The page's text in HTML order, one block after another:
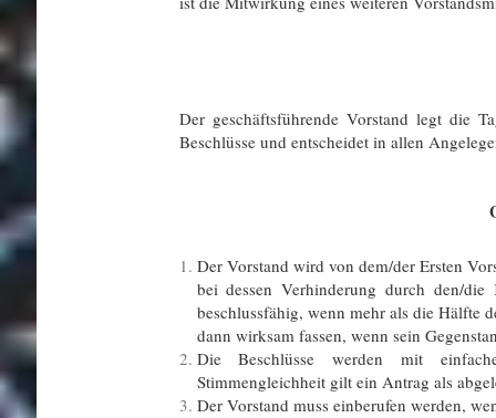
Der geschäftsführende Vorstand legt die
Beschlüsse und entscheidet in allen
Der Vorstand wird von dem/der Ersten
bei dessen Verhinderung durch den/
beschlussfähig, wenn mehr als die Hälfte
dann wirksam fassen, wenn sein
Die Beschlüsse werden mit
Stimmengleichheit gilt ein Antrag als
Der Vorstand muss einberufen werden,